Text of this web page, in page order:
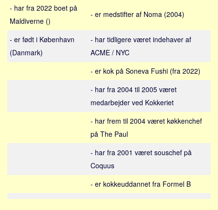
Norge
Thailand
Italien
Grækenland
USA
Alle
Bolig
Virksomhed
Pension og opsparing
- har fra 2022 boet på
Maldiverne ()
- er medstifter af Noma (2004)
- er født i København
(Danmark)
- har tidligere været indehaver af
ACME / NYC
- er kok på Soneva Fushi (fra 2022)
- har fra 2004 til 2005 været
medarbejder ved Kokkeriet
- har frem til 2004 været køkkenchef
på The Paul
- har fra 2001 været souschef på
Coquus
- er kokkeuddannet fra Formel B